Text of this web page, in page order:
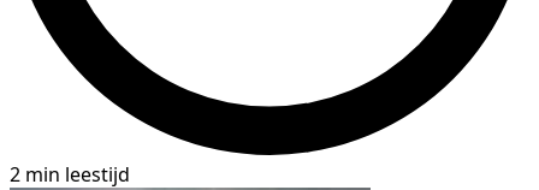
2 min leestijd